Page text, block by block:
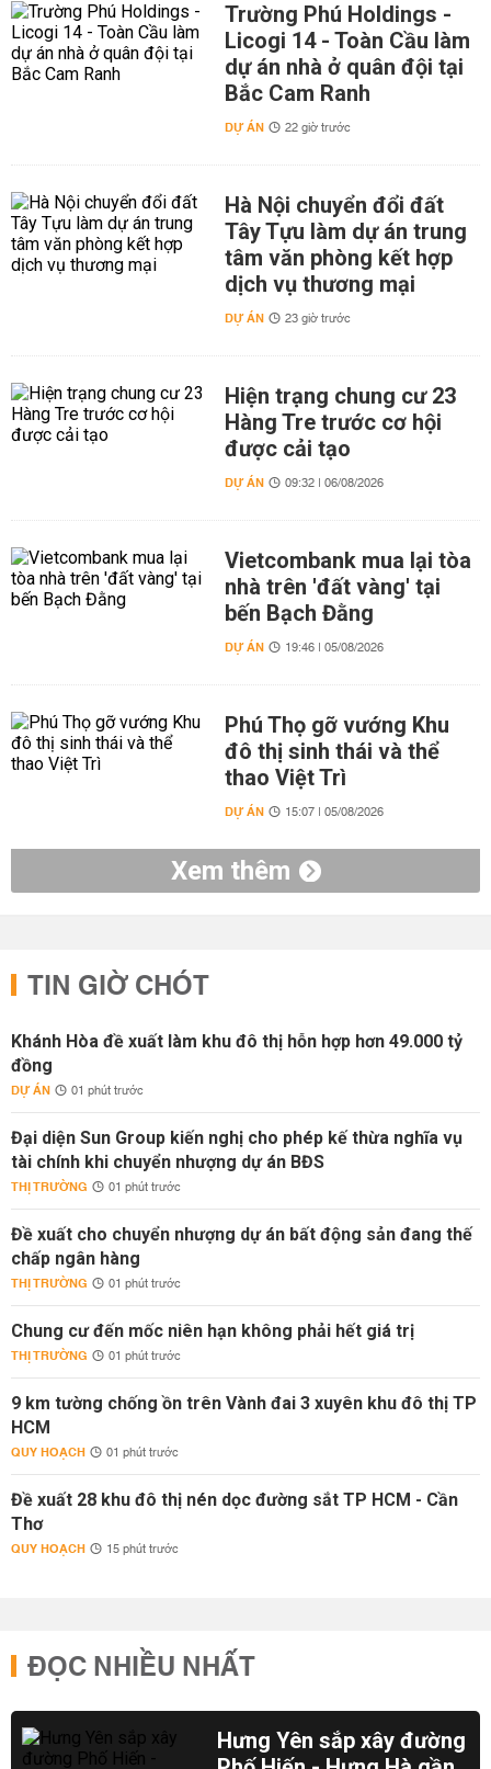
Trường Phú Holdings -
Licogi 14 - Toàn Cầu làm
dự án nhà ở quân đội tại
Bắc Cam Ranh
DỰ ÁN 22 giờ trước
Hà Nội chuyển đổi đất
Tây Tựu làm dự án trung
tâm văn phòng kết hợp
dịch vụ thương mại
DỰ ÁN 23 giờ trước
Hiện trạng chung cư 23
Hàng Tre trước cơ hội
được cải tạo
DỰ ÁN 09:32 | 06/08/2026
Vietcombank mua lại tòa
nhà trên 'đất vàng' tại
bến Bạch Đằng
DỰ ÁN 19:46 | 05/08/2026
Phú Thọ gỡ vướng Khu
đô thị sinh thái và thể
thao Việt Trì
DỰ ÁN 15:07 | 05/08/2026
Xem thêm
TIN GIỜ CHÓT
Khánh Hòa đề xuất làm khu đô thị hỗn hợp hơn 49.000 tỷ
đồng
DỰ ÁN 01 phút trước
Đại diện Sun Group kiến nghị cho phép kế thừa nghĩa vụ
tài chính khi chuyển nhượng dự án BĐS
THỊ TRƯỜNG 01 phút trước
Đề xuất cho chuyển nhượng dự án bất động sản đang thế
chấp ngân hàng
THỊ TRƯỜNG 01 phút trước
Chung cư đến mốc niên hạn không phải hết giá trị
THỊ TRƯỜNG 01 phút trước
9 km tường chống ồn trên Vành đai 3 xuyên khu đô thị TP
HCM
QUY HOẠCH 01 phút trước
Đề xuất 28 khu đô thị nén dọc đường sắt TP HCM - Cần
Thơ
QUY HOẠCH 15 phút trước
ĐỌC NHIỀU NHẤT
Hưng Yên sắp xây đường